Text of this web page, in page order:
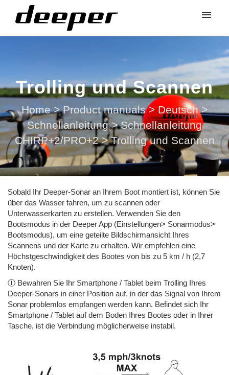
Trolling und Scannen
Home > Product manuals > Deutsch >
Schnellanleitung > Schnellanleitung
CHIRP+2/PRO+2 > Trolling und Scannen
Sobald Ihr Deeper-Sonar an Ihrem Boot montiert ist, können Sie
über das Wasser fahren, um zu scannen oder
Unterwasserkarten zu erstellen. Verwenden Sie den
Bootsmodus in der Deeper App (Einstellungen> Sonarmodus>
Bootsmodus), um eine geteilte Bildschirmansicht Ihres
Scannens und der Karte zu erhalten. Wir empfehlen eine
Höchstgeschwindigkeit des Bootes von bis zu 5 km / h (2,7
Knoten).
Ⓘ Bewahren Sie Ihr Smartphone / Tablet beim Trolling Ihres
Deeper-Sonars in einer Position auf, in der das Signal von Ihrem
Sonar problemlos empfangen werden kann. Befindet sich Ihr
Smartphone / Tablet auf dem Boden Ihres Bootes oder in Ihrer
Tasche, ist die Verbindung möglicherweise instabil.